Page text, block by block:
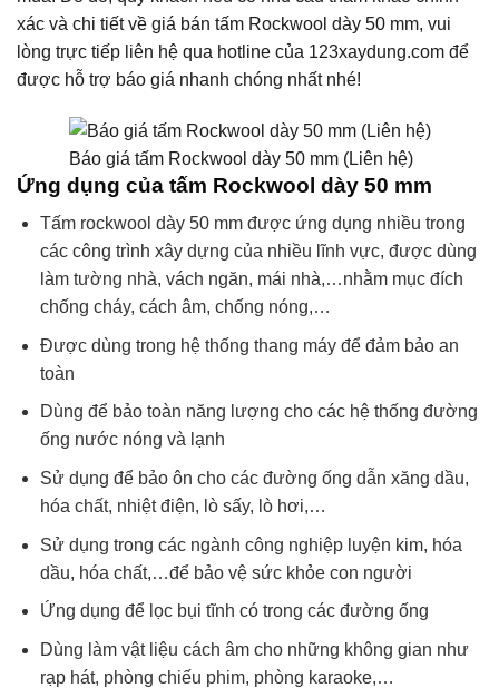
xác và chi tiết về giá bán tấm Rockwool dày 50 mm, vui
lòng trực tiếp liên hệ qua hotline của 123xaydung.com để
được hỗ trợ báo giá nhanh chóng nhất nhé!
Báo giá tấm Rockwool dày 50 mm (Liên hệ)
Ứng dụng của tấm Rockwool dày 50 mm
Tấm rockwool dày 50 mm được ứng dụng nhiều trong
các công trình xây dựng của nhiều lĩnh vực, được dùng
làm tường nhà, vách ngăn, mái nhà,…nhằm mục đích
chống cháy, cách âm, chống nóng,…
Được dùng trong hệ thống thang máy để đảm bảo an
toàn
Dùng để bảo toàn năng lượng cho các hệ thống đường
ống nước nóng và lạnh
Sử dụng để bảo ôn cho các đường ống dẫn xăng dầu,
hóa chất, nhiệt điện, lò sấy, lò hơi,…
Sử dụng trong các ngành công nghiệp luyện kim, hóa
dầu, hóa chất,…để bảo vệ sức khỏe con người
Ứng dụng để lọc bụi tĩnh có trong các đường ống
Dùng làm vật liệu cách âm cho những không gian như
rạp hát, phòng chiếu phim, phòng karaoke,…